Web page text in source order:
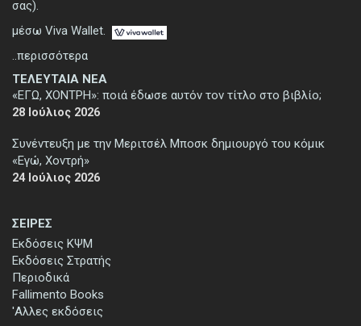
ΣΕΙΡΕΣ
Εκδόσεις ΚΨΜ
Εκδόσεις Στρατής
Περιοδικά
Fallimento Books
'Αλλες εκδόσεις
ΤΕΛΕΥΤΑΙΑ ΝΕΑ
«ΕΓΩ, ΧΟΝΤΡΗ»: ποιά έδωσε αυτόν τον τίτλο στο βιβλίο;
28 Ιούλιος 2026
Συνέντευξη με την Μεριτσέλ Μποσκ δημιουργό του κόμικ
«Εγώ, Χοντρή»
24 Ιούλιος 2026
σας).
μέσω Viva Wallet.
..περισσότερα